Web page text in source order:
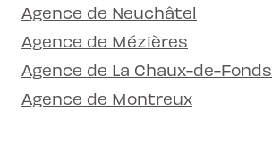
Agence de Neuchâtel
Agence de Mézières
Agence de La Chaux-de-Fonds
Agence de Montreux